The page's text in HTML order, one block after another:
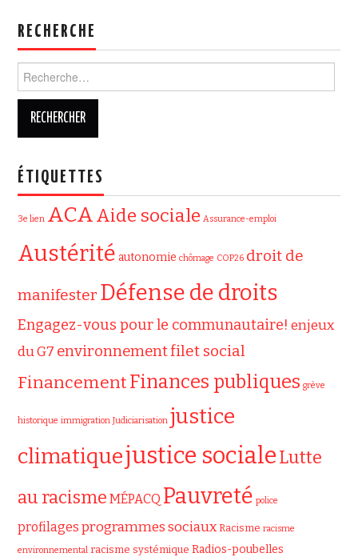
RECHERCHE
ÉTIQUETTES
3e lien ACAAide sociale Assurance-emploi
Austérité autonomie chômage COP26 droit de
manifester Défense de droits
Engagez-vous pour le communautaire! enjeux
du G7 environnementfilet social
FinancementFinances publiques grève
historique immigration Judiciarisation justice
climatiquejustice socialeLutte
au racisme MÉPACQ Pauvreté police
profilages programmes sociaux Racisme racisme
environnemental racisme systémique Radios-poubelles